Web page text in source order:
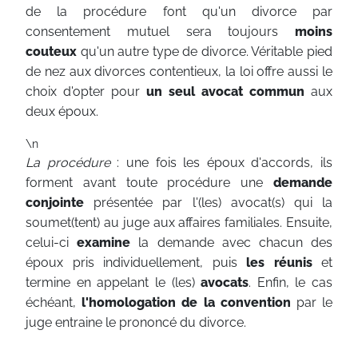
de la procédure font qu'un divorce par
consentement mutuel sera toujours moins
couteux qu'un autre type de divorce. Véritable pied
de nez aux divorces contentieux, la loi offre aussi le
choix d'opter pour un seul avocat commun aux
deux époux.
\n
La procédure: une fois les époux d'accords, ils
forment avant toute procédure une demande
conjointe présentée par l'(les) avocat(s) qui la
soumet(tent) au juge aux affaires familiales. Ensuite,
celui-ciexamine la demande avec chacun des
époux pris individuellement, puis les réuniset
termine en appelant le (les)avocats. Enfin, le cas
échéant,l'homologation de la convention par le
juge entraine le prononcé du divorce.